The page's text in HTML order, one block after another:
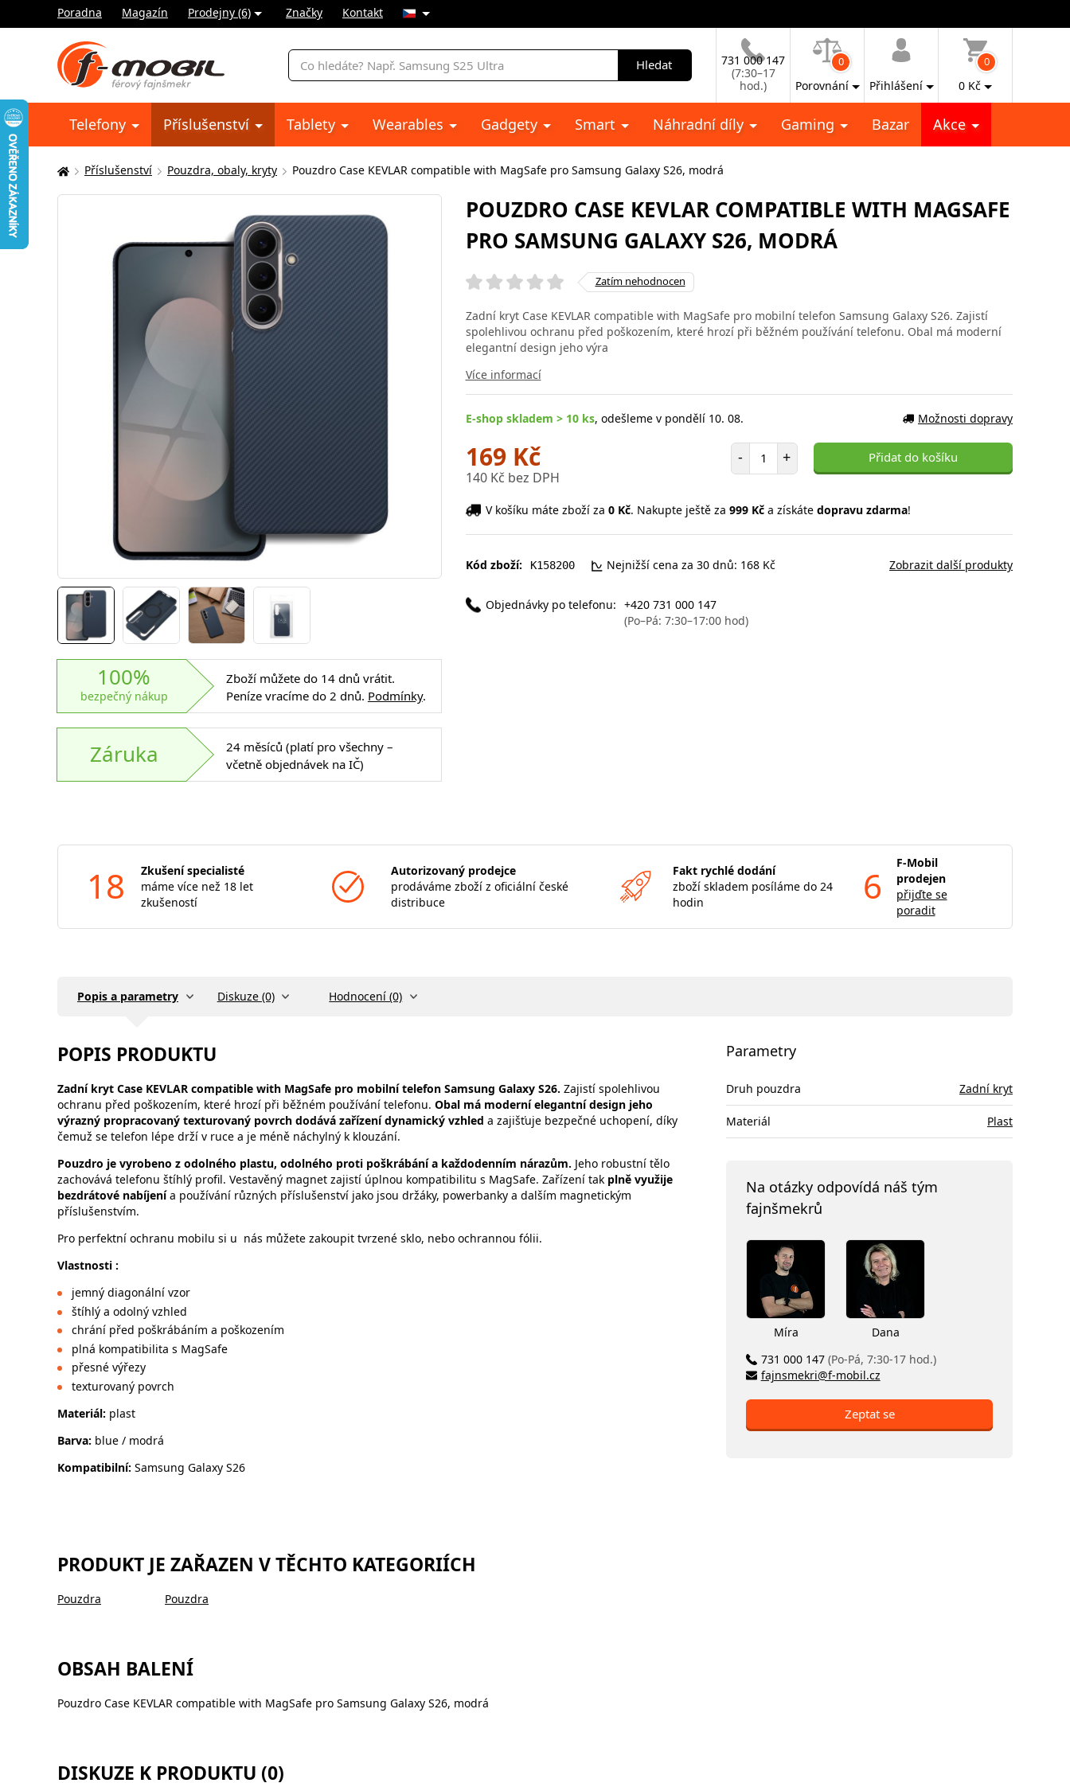
Poradna Magazín Prodejny (6) Značky Kontakt
Vyhledávání
Hledat
731 000 147
(7:30–17
hod.)
0
Porovnání Přihlášení
0
0 Kč
Telefony Příslušenství Tablety Wearables Gadgety Smart Náhradní díly Gaming Bazar Akce
Zde
se
Příslušenství Pouzdra, obaly, kryty Pouzdro Case KEVLAR compatible with MagSafe pro Samsung Galaxy S26, modrá
100%
bezpečný nákup
Zboží můžete do 14 dnů vrátit.
Peníze vracíme do 2 dnů. Podmínky.
Záruka
24 měsíců (platí pro všechny –
včetně objednávek na IČ)
POUZDRO CASE KEVLAR COMPATIBLE WITH MAGSAFE
PRO SAMSUNG GALAXY S26, MODRÁ
Zatím nehodnocen
Zadní kryt Case KEVLAR compatible with MagSafe pro mobilní telefon Samsung Galaxy S26. Zajistí
spolehlivou ochranu před poškozením, které hrozí při běžném používání telefonu. Obal má moderní
elegantní design jeho výra
Více informací
E-shop skladem > 10 ks, odešleme v pondělí 10. 08. Možnosti dopravy
169 Kč
140 Kč bez DPH
- Počet položek
+ Přidat do košíku
V košíku máte zboží za 0 Kč. Nakupte ještě za 999 Kča získáte dopravu zdarma!
Kód zboží: K158200 Nejnižší cena za 30 dnů: 168 Kč
Objednávky po telefonu: +420 731 000 147
(Po–Pá: 7:30–17:00 hod)
Zobrazit další produkty
18
Zkušení specialisté
máme více než 18 let
zkušeností
Autorizovaný prodejce
prodáváme zboží z oficiální české
distribuce
Fakt rychlé dodání
zboží skladem posíláme do 24
hodin
6
F-Mobil
prodejen
přijďte se
poradit
Popis a parametry Diskuze (0) Hodnocení (0)
POPIS PRODUKTU
Zadní kryt Case KEVLAR compatible with MagSafe pro mobilní telefon Samsung Galaxy S26. Zajistí spolehlivou
ochranu před poškozením, které hrozí při běžném používání telefonu. Obal má moderní elegantní design jeho
výrazný propracovaný texturovaný povrch dodává zařízení dynamický vzhled a zajišťuje bezpečné uchopení, díky
čemuž se telefon lépe drží v ruce a je méně náchylný k klouzání.
Pouzdro je vyrobeno z odolného plastu, odolného proti poškrábání a každodenním nárazům. Jeho robustní tělo
zachovává telefonu štíhlý profil. Vestavěný magnet zajistí úplnou kompatibilitu s MagSafe. Zařízení tak plně využije
bezdrátové nabíjenía používání různých příslušenství jako jsou držáky, powerbanky a dalším magnetickým
příslušenstvím.
Pro perfektní ochranu mobilu si u nás můžete zakoupit tvrzené sklo, nebo ochrannou fólii.
Vlastnosti :
jemný diagonální vzor
štíhlý a odolný vzhled
chrání před poškrábáním a poškozením
plná kompatibilita s MagSafe
přesné výřezy
texturovaný povrch
Materiál: plast
Barva: blue / modrá
Kompatibilní: Samsung Galaxy S26
PRODUKT JE ZAŘAZEN V TĚCHTO KATEGORIÍCH
Pouzdra Pouzdra
OBSAH BALENÍ
Pouzdro Case KEVLAR compatible with MagSafe pro Samsung Galaxy S26, modrá
DISKUZE K PRODUKTU (0)
Parametry
Druh pouzdra Zadní kryt
Materiál Plast
Na otázky odpovídá náš tým
fajnšmekrů
Míra
Dana
731 000 147 (Po-Pá, 7:30-17 hod.)
fajnsmekri@f-mobil.cz
Zeptat se